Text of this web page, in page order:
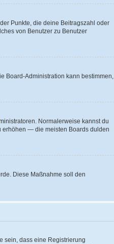
Punkte, die deine Beitragszahl oder
von Benutzer zu Benutzer
Board-Administration kann bestimmen,
Normalerweise kannst du
erhöhen — die meisten Boards dulden
Diese Maßnahme soll den
sein, dass eine Registrierung